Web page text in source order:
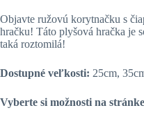
Objavte ružovú korytnačku s
hračku! Táto plyšová hračka je
taká roztomilá!
Dostupné veľkosti: 25cm,
Vyberte si možnosti na